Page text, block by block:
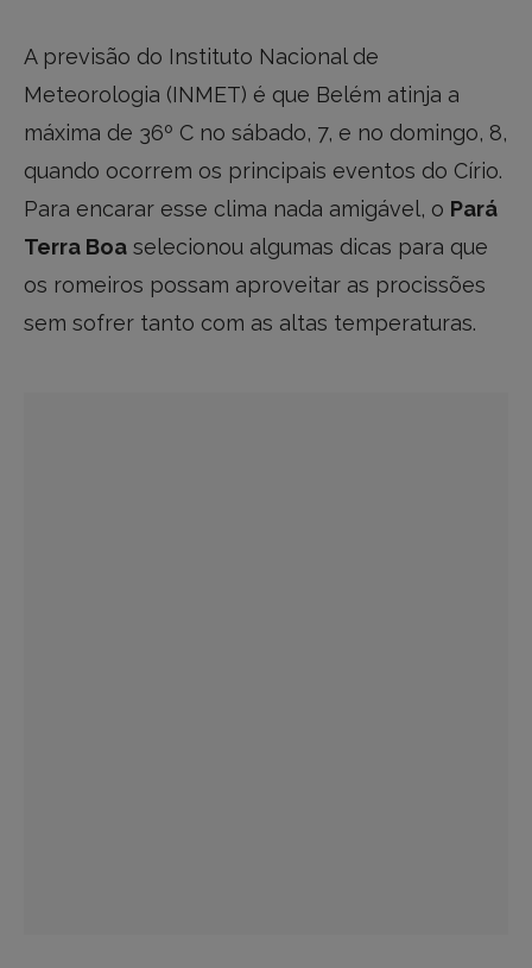
A previsão do Instituto Nacional de
Meteorologia (INMET) é que Belém atinja a
máxima de 36º C no sábado, 7, e no domingo, 8,
quando ocorrem os principais eventos do Círio.
Para encarar esse clima nada amigável, o Pará
Terra Boa selecionou algumas dicas para que
os romeiros possam aproveitar as procissões
sem sofrer tanto com as altas temperaturas.